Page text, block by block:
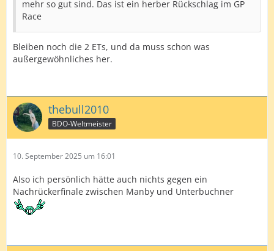
mehr so gut sind. Das ist ein herber Rückschlag im GP
Race
Bleiben noch die 2 ETs, und da muss schon was
außergewöhnliches her.
thebull2010
BDO-Weltmeister
10. September 2025 um 16:01
Also ich persönlich hätte auch nichts gegen ein
Nachrückerfinale zwischen Manby und Unterbuchner